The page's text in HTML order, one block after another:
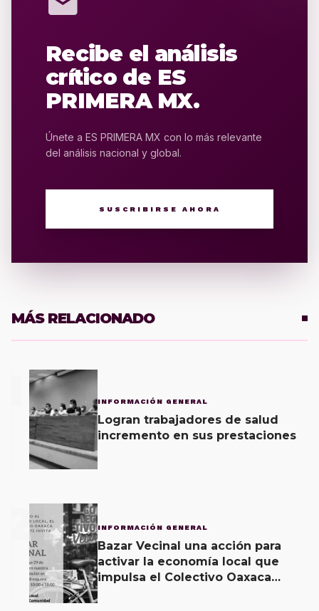
Recibe el análisis
crítico de ES
PRIMERA MX.
Únete a ES PRIMERA MX con lo más relevante
del análisis nacional y global.
SUSCRIBIRSE AHORA
MÁS RELACIONADO
INFORMACIÓN GENERAL
Logran trabajadores de salud
incremento en sus prestaciones
2 INFORMACIÓN GENERAL
Bazar Vecinal una acción para
activar la economía local que
impulsa el Colectivo Oaxaca